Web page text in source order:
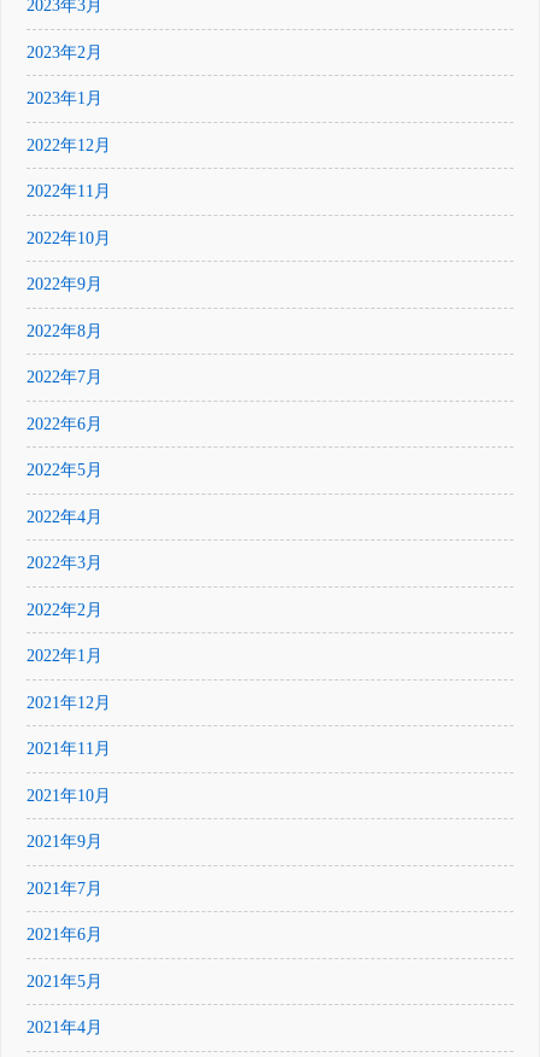
2023年3月
2023年2月
2023年1月
2022年12月
2022年11月
2022年10月
2022年9月
2022年8月
2022年7月
2022年6月
2022年5月
2022年4月
2022年3月
2022年2月
2022年1月
2021年12月
2021年11月
2021年10月
2021年9月
2021年7月
2021年6月
2021年5月
2021年4月